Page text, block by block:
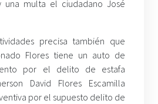
una multa el ciudadano José
precisa también que
Flores tiene un auto de
por el delito de estafa
David Flores Escamilla
por el supuesto delito de